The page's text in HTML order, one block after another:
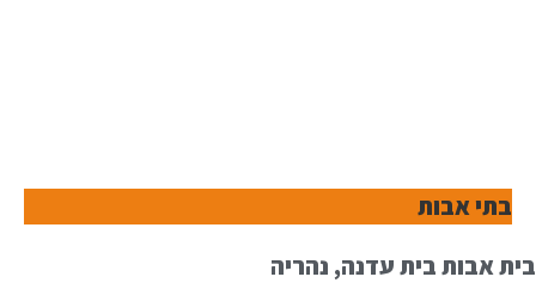
בתי אבות
בית אבות בית עדנה, נהריה